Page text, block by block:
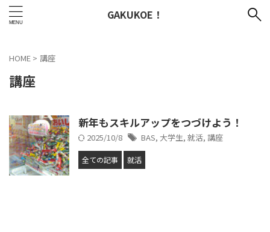
GAKUKOE！
HOME > 講座
講座
新年もスキルアップをつづけよう！
2025/10/8 BAS, 大学生, 就活, 講座
全ての記事 就活